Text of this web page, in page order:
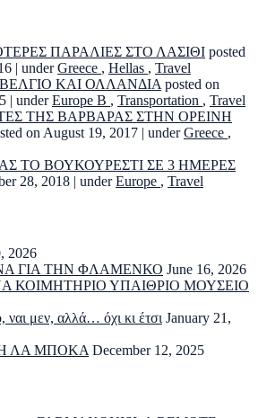
ΠΑΡΑΛΙΕΣ ΣΤΟ ΛΑΣΙΘΙ posted
| underGreece , Hellas , Travel
ΚΑΙ ΟΛΛΑΝΔΙΑ posted on
| underEurope B , Transportation , Travel
ΤΗΣ ΒΑΡΒΑΡΑΣ ΣΤΗΝ ΟΡΕΙΝΗ
on August 19, 2017 | underGreece ,
ΤΟ ΒΟΥΚΟΥΡΕΣΤΙ ΣΕ 3 ΗΜΕΡΕΣ
28, 2018 | underEurope , Travel
2026
ΓΙΑ ΤΗΝ ΦΛΑΜΕΝΚΟ June 16, 2026
ΚΟΙΜΗΤΗΡΙΟ ΥΠΑΙΘΡΙΟ ΜΟΥΣΕΙΟ
μεν, αλλά… όχι κι έτσι January 21,
ΛΑ ΜΠΟΚΑ December 12, 2025